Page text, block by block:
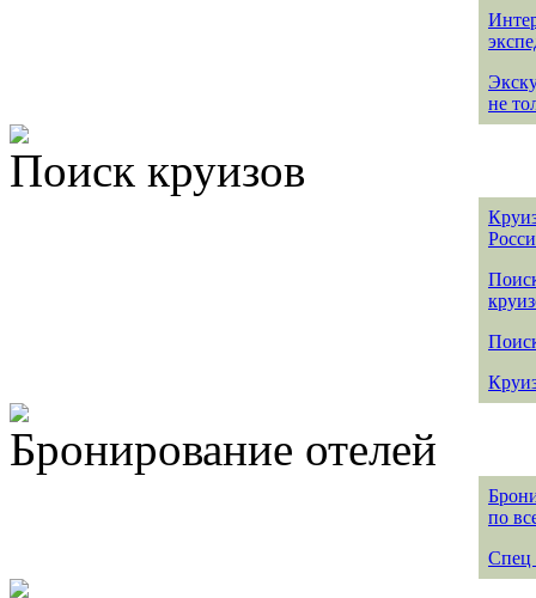
не
Поиск круизов
Бронирование отелей
по
Спец